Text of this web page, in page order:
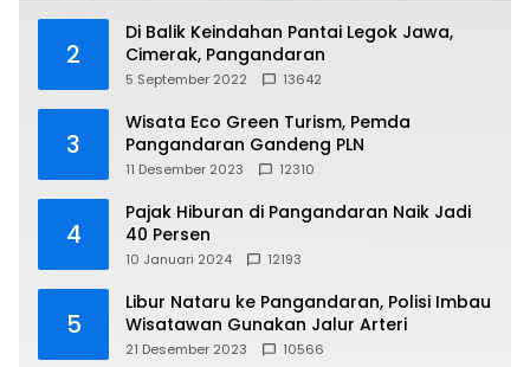
2
Di Balik Keindahan Pantai Legok Jawa,
Cimerak, Pangandaran
5 September 2022 13642
3
Wisata Eco Green Turism, Pemda
Pangandaran Gandeng PLN
11 Desember 2023 12310
4
Pajak Hiburan di Pangandaran Naik Jadi
40 Persen
10 Januari 2024 12193
5
Libur Nataru ke Pangandaran, Polisi Imbau
Wisatawan Gunakan Jalur Arteri
21 Desember 2023 10566